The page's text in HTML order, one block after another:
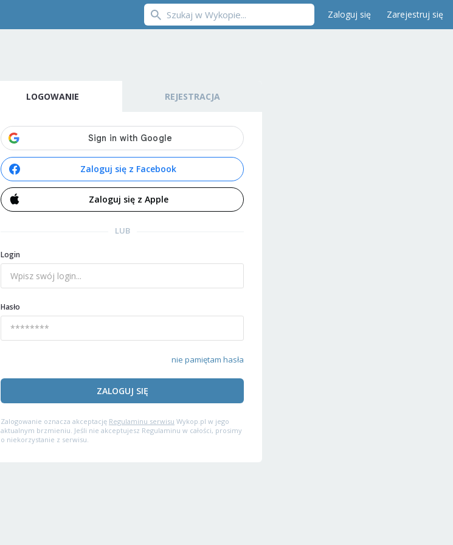
Zaloguj się Zarejestruj się
LOGOWANIE REJESTRACJA
Zaloguj się z Facebook
Zaloguj się z Apple
LUB
Login
Hasło
nie pamiętam hasła
ZALOGUJ SIĘ
Zalogowanie oznacza akceptację Regulaminu serwisu Wykop.pl w jego
aktualnym brzmieniu. Jeśli nie akceptujesz Regulaminu w całości, prosimy
o niekorzystanie z serwisu.